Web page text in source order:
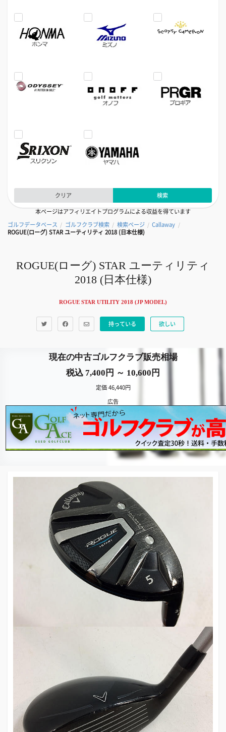
クリア
検索
本ページはアフィリエイトプログラムによる収益を得ています
ゴルフデータベース / ゴルフクラブ検索 / 検索ページ / Callaway /
ROGUE(ローグ) STAR ユーティリティ 2018 (日本仕様)
ROGUE(ローグ) STAR ユーティリティ
2018 (日本仕様)
ROGUE STAR UTILITY 2018 (JP MODEL)
持っている 欲しい
現在の中古ゴルフクラブ販売相場
税込 7,400円 ～ 10,600円
定価 46,440円
広告